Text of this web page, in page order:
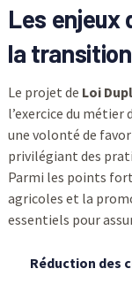
Les enjeux
la
Le projet de Loi
l’exercice du métier
une volonté de
privilégiant des
Parmi les points
agricoles et la
essentiels pour
Réduction des